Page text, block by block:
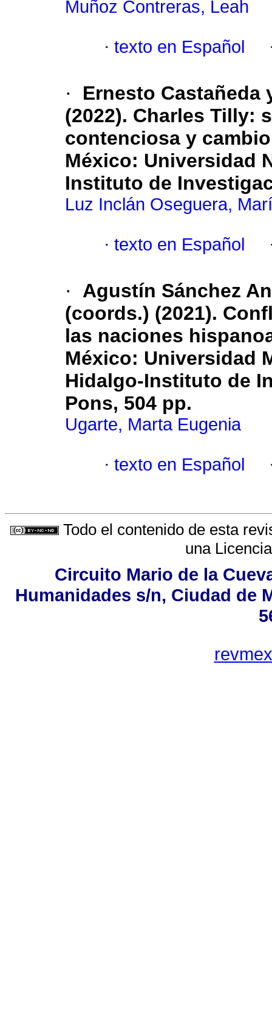
Muñoz Contreras, Leah
· texto en Español
·
Ernesto Castañeda
(2022). Charles Tilly:
contenciosa y
México: Universidad
Instituto de
Luz Inclán Oseguera,
· texto en Español
·
Agustín Sánchez
(coords.) (2021).
las naciones
México: Universidad
Hidalgo-Instituto de
Pons, 504 pp.
Ugarte, Marta Eugenia
· texto en Español
Todo el contenido de esta
una
Circuito Mario de la
Humanidades s/n, Ciudad de